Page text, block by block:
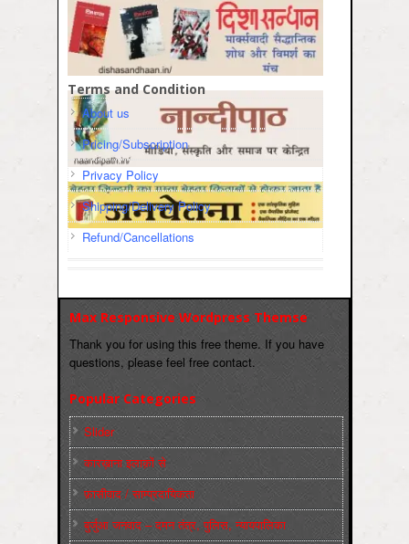
Terms and Condition
About us
Pricing/Subscription
Privacy Policy
Shipping/Delivery Policy
Refund/Cancellations
Max Responsive Wordpress Themse
Thank you for using this free theme. If you have
questions, please feel free contact.
Popular Categories
Slider
कारख़ाना इलाक़ों से
फ़ासीवाद / साम्‍प्रदायिकता
बुर्जुआ जनवाद – दमन तंत्र, पुलिस, न्‍यायपालिका